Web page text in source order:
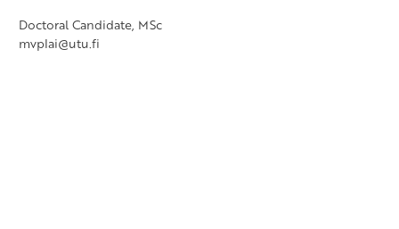
Doctoral Candidate, MSc
mvplai@utu.fi